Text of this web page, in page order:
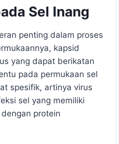
Sel Inang
penting dalam proses
kapsid
yang dapat berikatan
pada permukaan sel
spesifik, artinya virus
sel yang memiliki
protein